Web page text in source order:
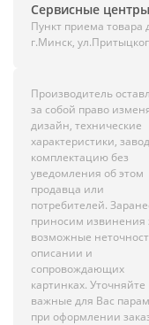
Сервисные
Пункт приема товара
г.Минск,
Производитель
за собой право
дизайн, технические
характеристики,
комплектацию без
уведомления об этом
продавца или
потребителей.
приносим извинения
возможные
описании и
сопровождающих
картинках. Уточняйте
важные для Вас
при оформлении